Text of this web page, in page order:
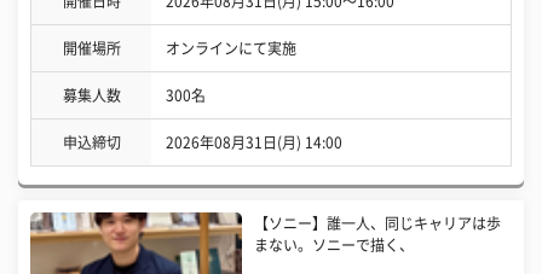
開催場所 オンラインにて実施
募集人数 300名
申込締切 2026年08月31日(月) 14:00
【ソニー】誰一人、同じキャリアは歩
まない。ソニーで描く、